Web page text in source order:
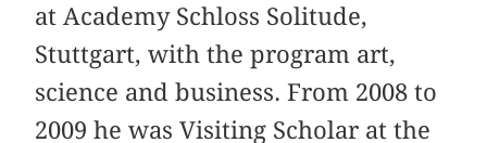
at Academy Schloss Solitude,
Stuttgart, with the program art,
science and business. From 2008 to
2009 he was Visiting Scholar at the